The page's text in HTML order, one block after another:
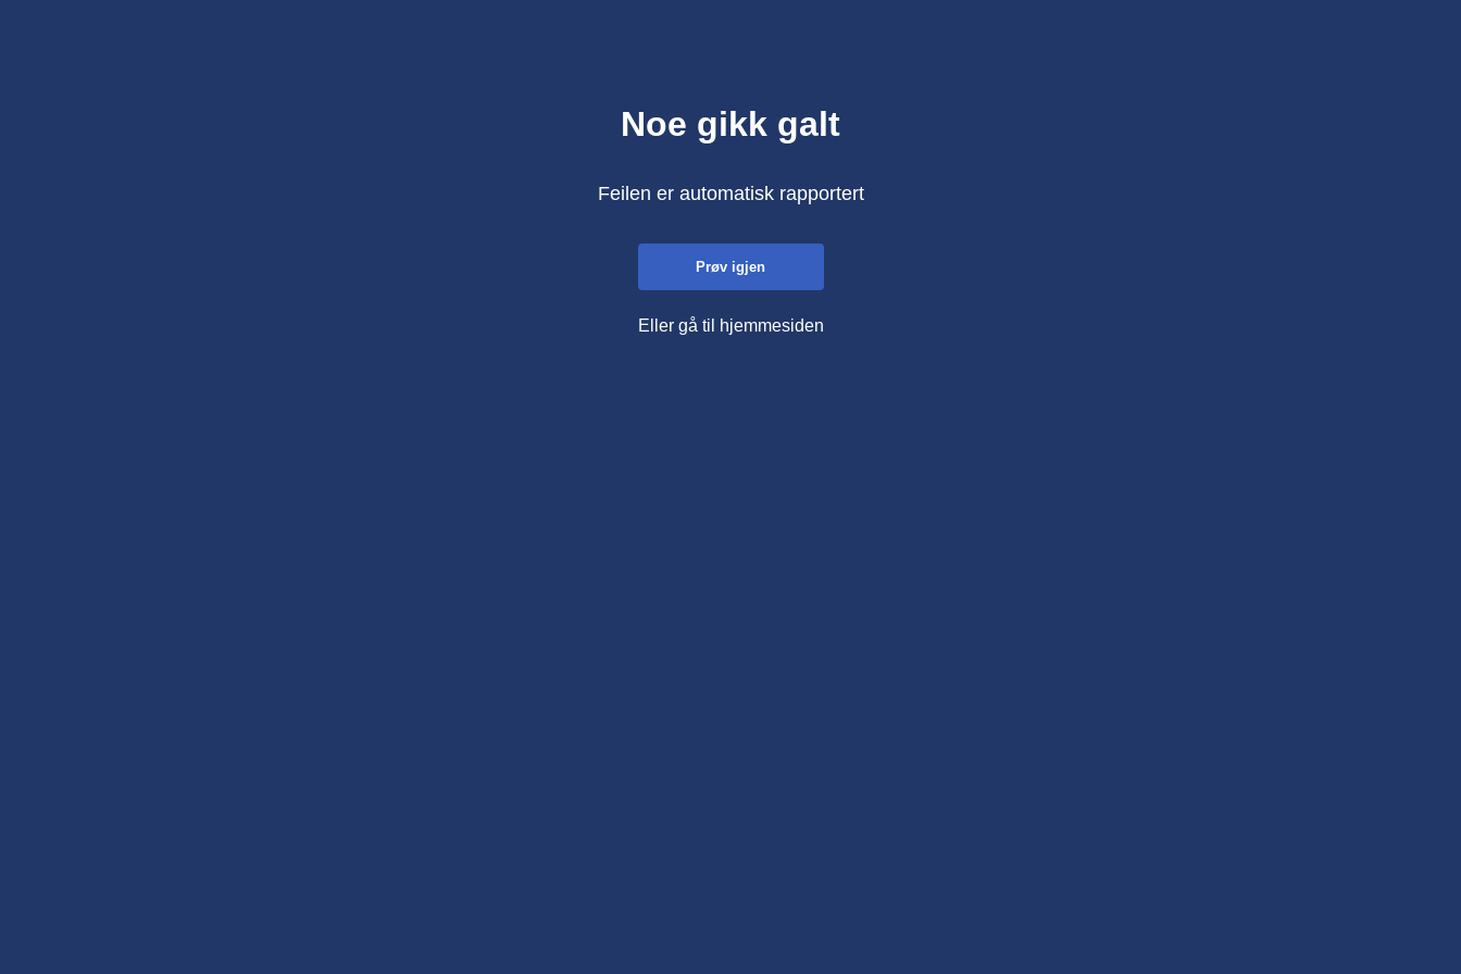
Noe gikk galt
Feilen er automatisk rapportert
Prøv igjen
Eller gå til hjemmesiden